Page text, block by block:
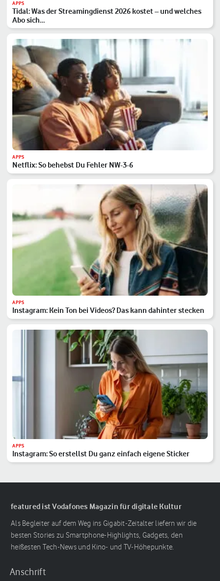
APPS
Tidal: Was der Streamingdienst 2026 kostet – und welches
Abo sich…
APPS
Netflix: So behebst Du Fehler NW-3-6
APPS
Instagram: Kein Ton bei Videos? Das kann dahinter stecken
APPS
Instagram: So erstellst Du ganz einfach eigene Sticker
featured ist Vodafones Magazin für digitale Kultur
Als Begleiter auf dem Weg ins Gigabit-Zeitalter liefern wir die
besten Stories zu Smartphone-Highlights, Gadgets, den
heißesten Tech-News und Kino- und TV-Höhepunkte.
Anschrift